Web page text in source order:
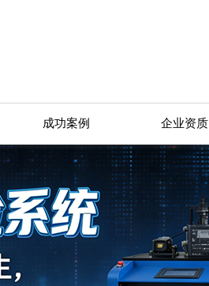
成功案例 企业资质